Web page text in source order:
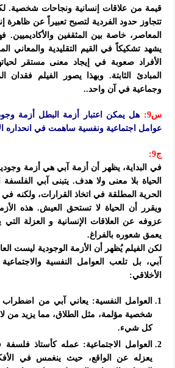
قيمة من علاقات إنسانية ونجاحات شخصية.
تتجاوز حدود الفردية لتصبح تعبيراً عن ظاهرة
المعاصر، خاصة بين المثقفين
يشهد تشكيكاً في القيم التقليدية والمعاني
الأفراد صعوبة في إيجاد معنى مستقر
المبادئ الثابتة. وبهذا يصور الفيلم
وجماعية في آن واحد..
س9:
هل يمكن اعتبار أزمة البطل أزمة
عوامل اجتماعية ونفسية ساهمت في انحداره
ج9:
في البداية، يظهر أن أزمة آبي هي أزمة
الحياة بلا معنى ولا هدف. يتبنى آبي
الحرية المطلقة في اتخاذ القرارات، ولكنه في
ويقرر أن الحياة لا تستحق العيش. هذه
عزوفه عن العلاقات الإنسانية و العزلة
يعمق شعوره بالفراغ.
لكن الفيلم يُظهر أن الأزمة الوجودية ليست
آبي، بل تلعب العوامل النفسية
الأخلاقي:
العوامل النفسية: يعاني آبي من
شخصية مؤلمة، مثل الطلاق، مما يزيد من
كل شيء.
العوامل الاجتماعية: عمله كأستاذ فلسفة
يعزله عن الواقع، حيث ينغمس في